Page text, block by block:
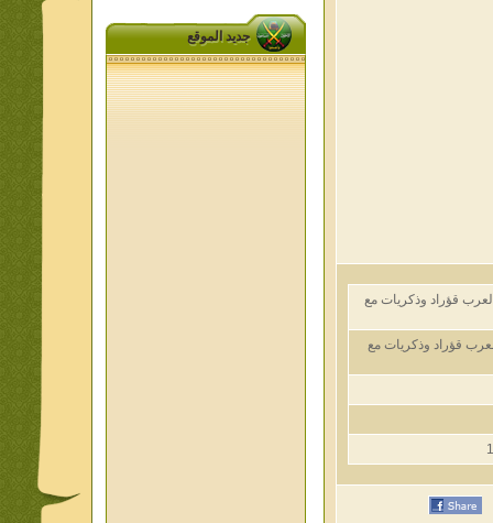
قؤراد وذكريات مع
قؤراد وذكريات مع
جديد الموقع